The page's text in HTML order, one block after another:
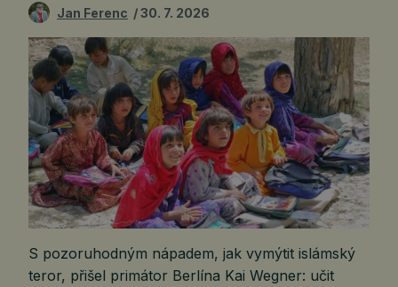
Jan Ferenc 30. 7. 2026
S pozoruhodným nápadem, jak vymýtit islámský
teror, přišel primátor Berlína Kai Wegner: učit